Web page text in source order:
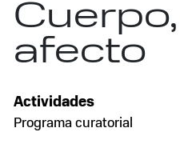
afecto
Actividades
Programa curatorial